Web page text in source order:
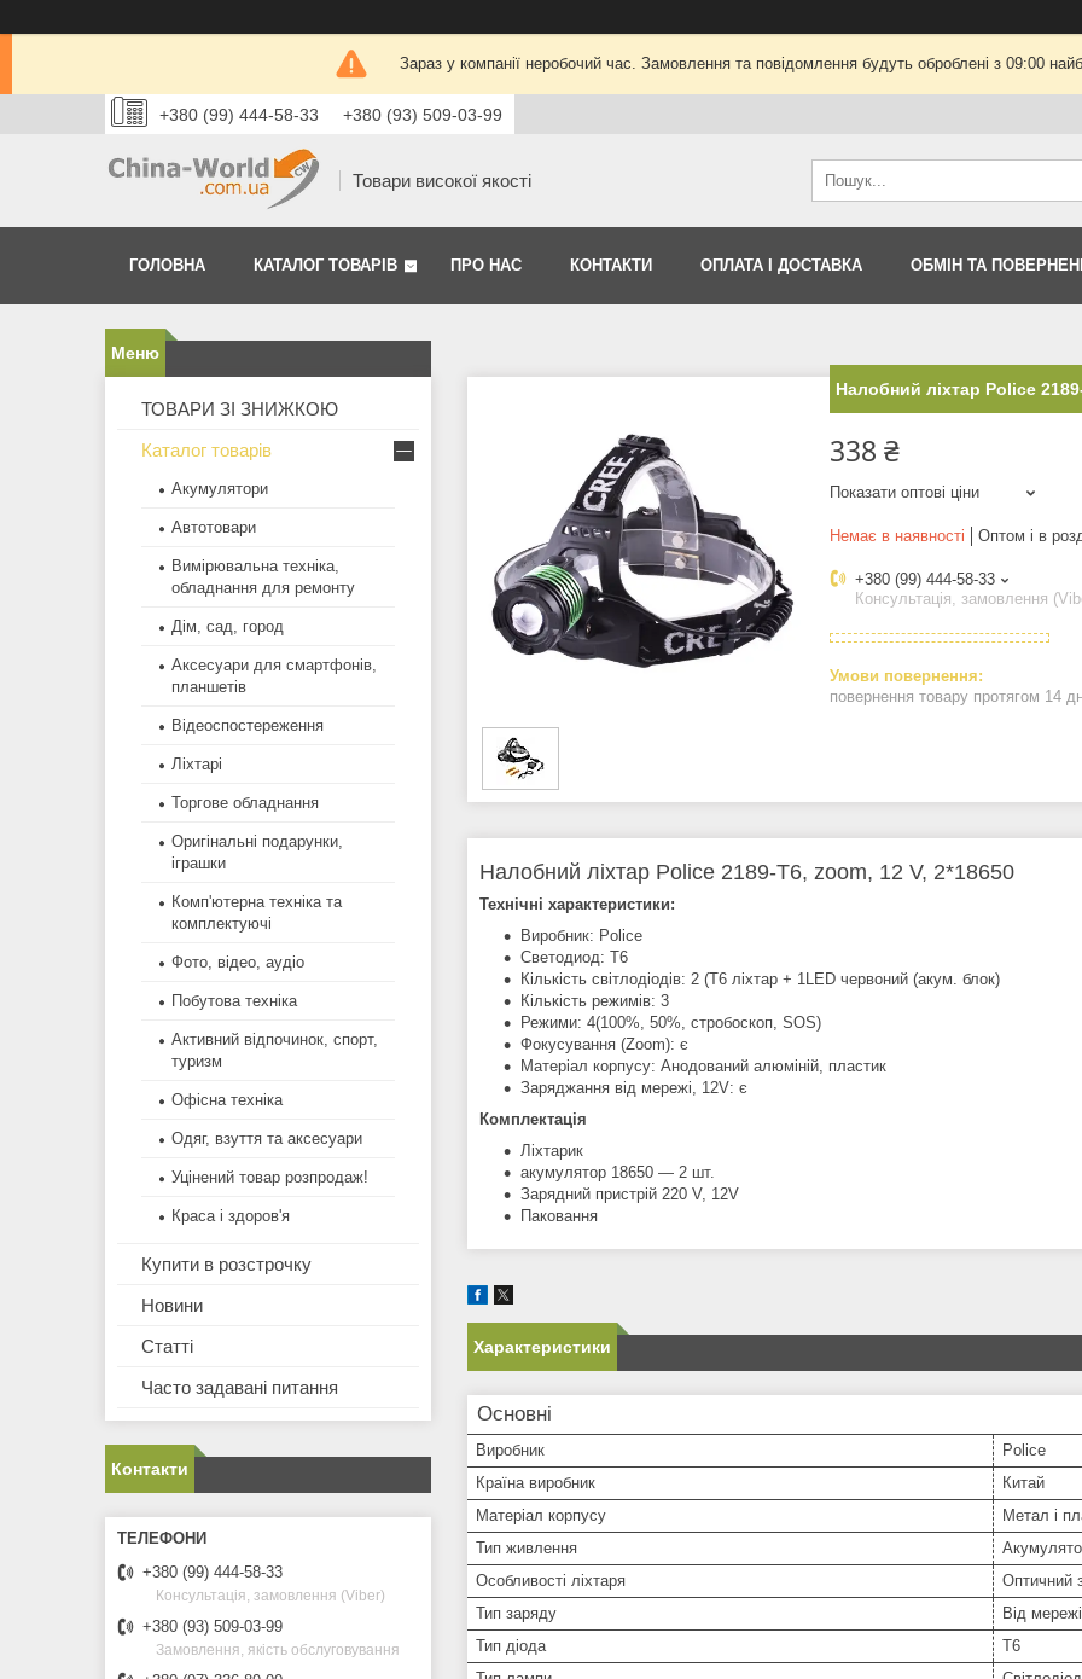
Зараз у компанії неробочий час. Замовлення та повідомлення будуть оброблені з 09:00
+380 (99) 444-58-33 +380 (93) 509-03-99
Товари високої якості
ГОЛОВНА КАТАЛОГ ТОВАРІВ ПРО НАС КОНТАКТИ ОПЛАТА І ДОСТАВКА ОБМІН ТА
Налобний ліхтар Police
338 ₴
Показати оптові ціни
Немає в наявності Оптом і в
+380 (99) 444-58-33
Консультація, замовлення
повернення товару протягом 14
Налобний ліхтар Police 2189-T6, zoom, 12 V, 2*18650
Технічні характеристики:
Виробник: Police
Светодиод: T6
Кількість світлодіодів: 2 (Т6 ліхтар + 1LED червоний (акум. блок)
Кількість режимів: 3
Режими: 4(100%, 50%, стробоскоп, SOS)
Фокусування (Zoom): є
Матеріал корпусу: Анодований алюміній, пластик
Заряджання від мережі, 12V: є
Комплектація
Ліхтарик
акумулятор 18650 — 2 шт.
Зарядний пристрій 220 V, 12V
Паковання
Характеристики
Основні
Виробник
Police
Країна виробник
Китай
Матеріал корпусу
Метал і
Тип живлення
Особливості ліхтаря
Оптичний
Тип заряду
Від мережі
Тип діода
T6
ТОВАРИ ЗІ ЗНИЖКОЮ
Каталог товарів
Акумулятори
Автотовари
Вимірювальна техніка,
обладнання для ремонту
Дім, сад, город
Аксесуари для смартфонів,
планшетів
Відеоспостереження
Ліхтарі
Торгове обладнання
Оригінальні подарунки,
іграшки
Комп'ютерна техніка та
комплектуючі
Фото, відео, аудіо
Побутова техніка
Активний відпочинок, спорт,
туризм
Офісна техніка
Одяг, взуття та аксесуари
Уцінений товар розпродаж!
Краса і здоров'я
Купити в розстрочку
Новини
Статті
Часто задавані питання
Контакти
+380 (99) 444-58-33
Консультація, замовлення (Viber)
+380 (93) 509-03-99
Замовлення, якість обслуговування